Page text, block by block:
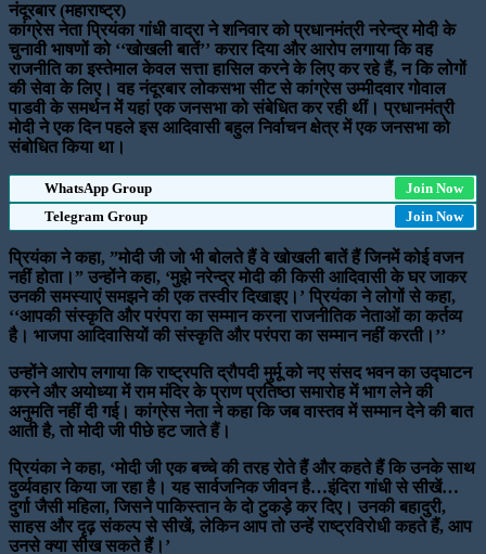
नंदूरबार (महाराष्ट्र)
कांग्रेस नेता प्रियंका गांधी वाद्रा ने शनिवार को प्रधानमंत्री नरेन्द्र मोदी के
चुनावी भाषणों को ‘‘खोखली बातें’’ करार दिया और आरोप लगाया कि वह
राजनीति का इस्तेमाल केवल सत्ता हासिल करने के लिए कर रहे हैं, न कि लोगों
की सेवा के लिए। वह नंदूरबार लोकसभा सीट से कांग्रेस उम्मीदवार गोवाल
पाडवी के समर्थन में यहां एक जनसभा को संबेधित कर रही थीं। प्रधानमंत्री
मोदी ने एक दिन पहले इस आदिवासी बहुल निर्वाचन क्षेत्र में एक जनसभा को
संबोधित किया था।
WhatsApp Group
Join Now
Telegram Group
Join Now
प्रियंका ने कहा, ”मोदी जी जो भी बोलते हैं वे खोखली बातें हैं जिनमें कोई वजन
नहीं होता।” उन्होंने कहा, ‘मुझे नरेन्द्र मोदी की किसी आदिवासी के घर जाकर
उनकी समस्याएं समझने की एक तस्वीर दिखाइए।’ प्रियंका ने लोगों से कहा,
‘‘आपकी संस्कृति और परंपरा का सम्मान करना राजनीतिक नेताओं का कर्तव्य
है। भाजपा आदिवासियों की संस्कृति और परंपरा का सम्मान नहीं करती।’’
उन्होंने आरोप लगाया कि राष्ट्रपति द्रौपदी मुर्मू को नए संसद भवन का उद्घाटन
करने और अयोध्या में राम मंदिर के प्राण प्रतिष्ठा समारोह में भाग लेने की
अनुमति नहीं दी गई। कांग्रेस नेता ने कहा कि जब वास्तव में सम्मान देने की बात
आती है, तो मोदी जी पीछे हट जाते हैं।
प्रियंका ने कहा, ‘मोदी जी एक बच्चे की तरह रोते हैं और कहते हैं कि उनके साथ
दुर्व्यवहार किया जा रहा है। यह सार्वजनिक जीवन है…इंदिरा गांधी से सीखें…
दुर्गा जैसी महिला, जिसने पाकिस्तान के दो टुकड़े कर दिए। उनकी बहादुरी,
साहस और दृढ़ संकल्प से सीखें, लेकिन आप तो उन्हें राष्ट्रविरोधी कहते हैं, आप
उनसे क्या सीख सकते हैं।’